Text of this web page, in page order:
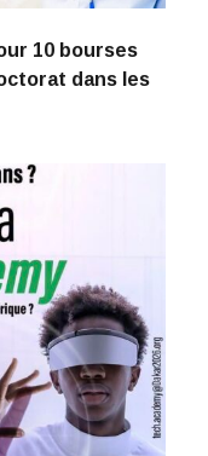
10 bourses
dans les